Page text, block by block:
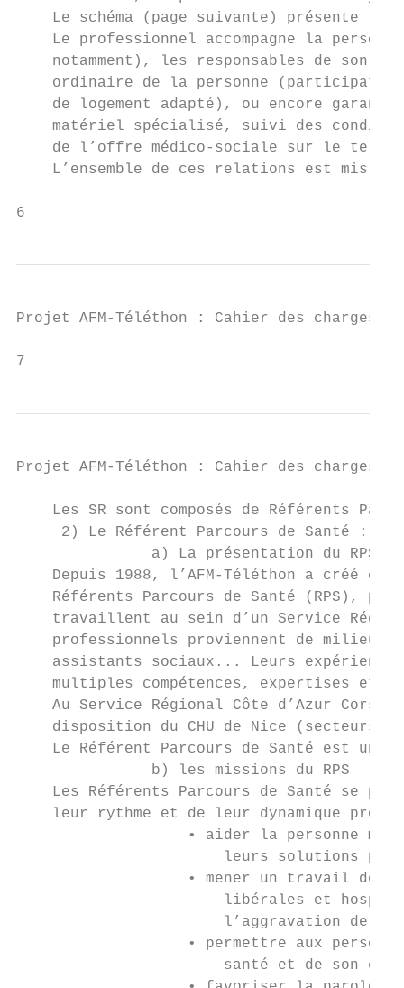
Le schéma (page suivante) présente
Le professionnel accompagne la
notamment), les responsables de son
ordinaire de la personne
de logement adapté), ou encore
matériel spécialisé, suivi des
de l’offre médico-sociale sur le
L’ensemble de ces relations est mis
6
Projet AFM-Téléthon : Cahier des charges -
7
Projet AFM-Téléthon : Cahier des charges -
Les SR sont composés de Référents
     2) Le Référent Parcours de Santé :
               a) La présentation du RPS
Depuis 1988, l’AFM-Téléthon a créé et
Référents Parcours de Santé (RPS),
travaillent au sein d’un Service
professionnels proviennent de milieux
assistants sociaux... Leurs
multiples compétences, expertises et
Au Service Régional Côte d’Azur
disposition du CHU de Nice (secteurs
Le Référent Parcours de Santé est une
               b) les missions du RPS
Les Référents Parcours de Santé se
leur rythme et de leur dynamique
• aider la personne
leurs solutions
• mener un travail de
libérales et
l’aggravation de la
• permettre aux
santé et de son